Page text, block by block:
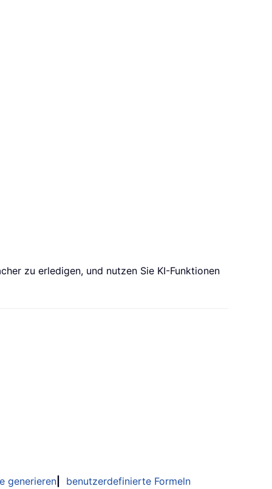
zu erledigen, und nutzen Sie KI-Funktionen
generieren benutzerdefinierte Formeln